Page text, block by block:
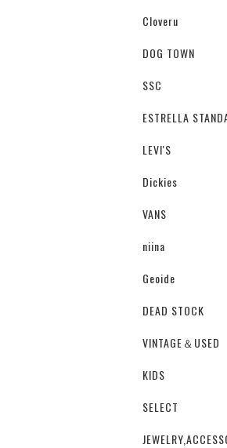
Cloveru
DOG TOWN
SSC
ESTRELLA
LEVI'S
Dickies
VANS
niina
Geoide
DEAD STOCK
VINTAGE＆USED
KIDS
SELECT